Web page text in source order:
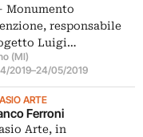
Monumento
responsabile
Luigi…
(MI)
2019–24/05/2019
ARTE
Ferroni
Arte, in